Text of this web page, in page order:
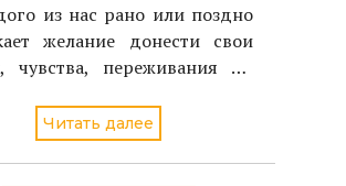
из нас рано или поздно
желание донести свои
чувства, переживания до
простым способом сделать
пожалуй, собственная
Вопрос только в
Читать далее